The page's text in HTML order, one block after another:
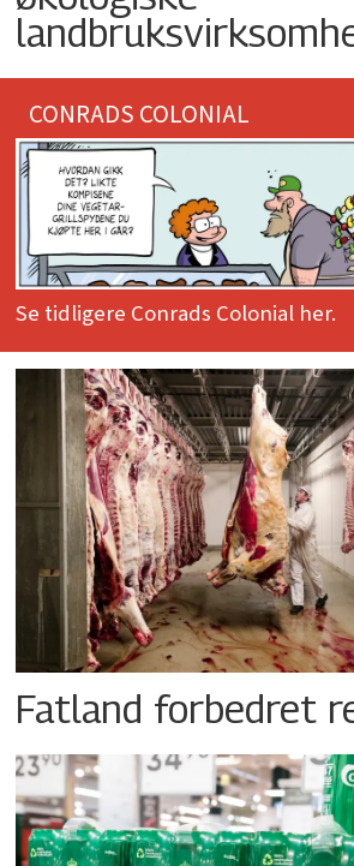
CONRADS COLONIAL
Se tidligere Conrads Colonial her.
Fatland forbedret